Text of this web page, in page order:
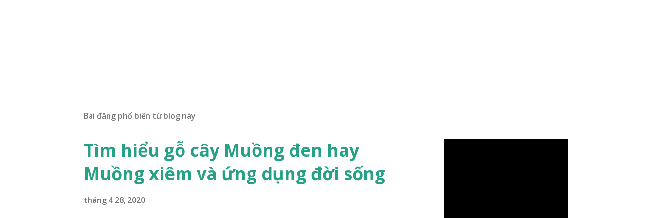
Bài đăng phổ biến từ blog này
Tìm hiểu gỗ cây Muồng đen hay
Muồng xiêm và ứng dụng đời sống
tháng 4 28, 2020